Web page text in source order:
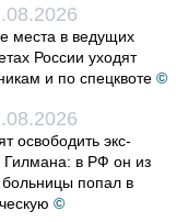
места в ведущих
России уходят
и по спецквоте ©
освободить экс-
Гилмана: в РФ он из
попал в
©